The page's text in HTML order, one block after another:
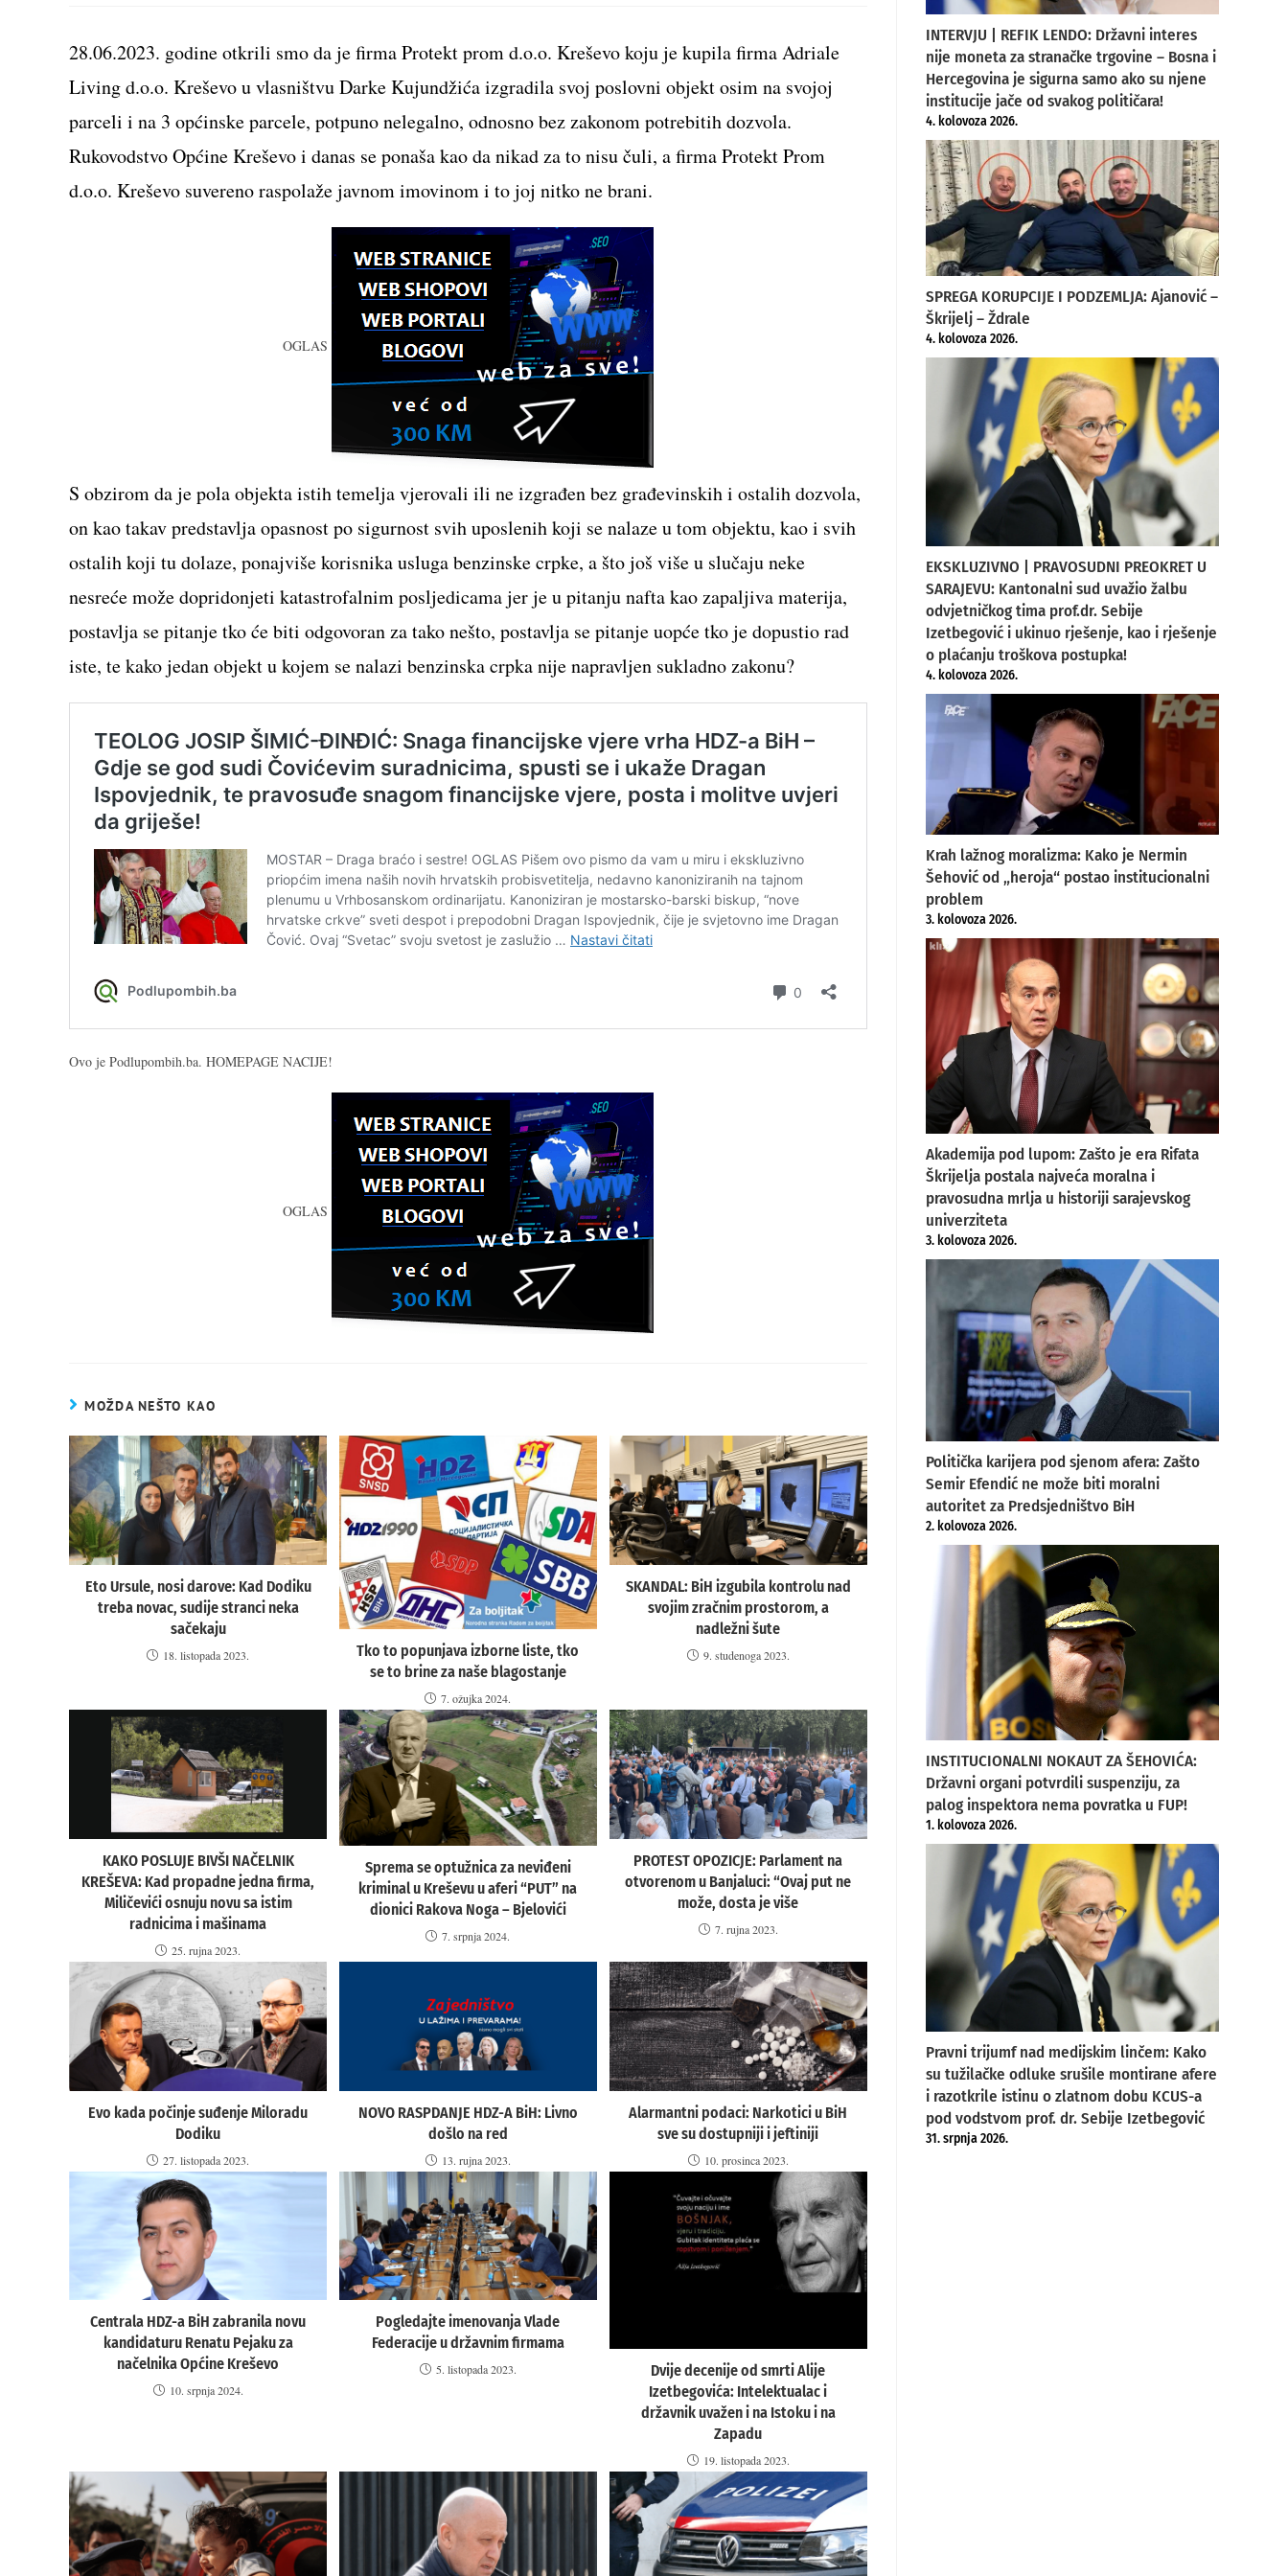
28.06.2023. godine otkrili smo da je firma Protekt prom d.o.o. Kreševo koju je kupila firma Adriale
Living d.o.o. Kreševo u vlasništvu Darke Kujundžića izgradila svoj poslovni objekt osim na svojoj
parceli i na 3 općinske parcele, potpuno nelegalno, odnosno bez zakonom potrebitih dozvola.
Rukovodstvo Općine Kreševo i danas se ponaša kao da nikad za to nisu čuli, a firma Protekt Prom
d.o.o. Kreševo suvereno raspolaže javnom imovinom i to joj nitko ne brani.
OGLAS
S obzirom da je pola objekta istih temelja vjerovali ili ne izgrađen bez građevinskih i ostalih dozvola,
on kao takav predstavlja opasnost po sigurnost svih uposlenih koji se nalaze u tom objektu, kao i svih
ostalih koji tu dolaze, ponajviše korisnika usluga benzinske crpke, a što još više u slučaju neke
nesreće može dopridonjeti katastrofalnim posljedicama jer je u pitanju nafta kao zapaljiva materija,
postavlja se pitanje tko će biti odgovoran za tako nešto, postavlja se pitanje uopće tko je dopustio rad
iste, te kako jedan objekt u kojem se nalazi benzinska crpka nije napravljen sukladno zakonu?
Ovo je Podlupombih.ba. HOMEPAGE NACIJE!
OGLAS
MOŽDA NEŠTO KAO
Eto Ursule, nosi darove: Kad Dodiku
treba novac, sudije stranci neka
sačekaju
18. listopada 2023.
Tko to popunjava izborne liste, tko
se to brine za naše blagostanje
7. ožujka 2024.
SKANDAL: BiH izgubila kontrolu nad
svojim zračnim prostorom, a
nadležni šute
9. studenoga 2023.
KAKO POSLUJE BIVŠI NAČELNIK
KREŠEVA: Kad propadne jedna firma,
Miličevići osnuju novu sa istim
radnicima i mašinama
25. rujna 2023.
Sprema se optužnica za neviđeni
kriminal u Kreševu u aferi “PUT” na
dionici Rakova Noga – Bjelovići
7. srpnja 2024.
PROTEST OPOZICJE: Parlament na
otvorenom u Banjaluci: “Ovaj put ne
može, dosta je više
7. rujna 2023.
Evo kada počinje suđenje Miloradu
Dodiku
27. listopada 2023.
NOVO RASPDANJE HDZ-A BiH: Livno
došlo na red
13. rujna 2023.
Alarmantni podaci: Narkotici u BiH
sve su dostupniji i jeftiniji
10. prosinca 2023.
Centrala HDZ-a BiH zabranila novu
kandidaturu Renatu Pejaku za
načelnika Općine Kreševo
10. srpnja 2024.
Pogledajte imenovanja Vlade
Federacije u državnim firmama
5. listopada 2023.
Dvije decenije od smrti Alije
Izetbegovića: Intelektualac i
državnik uvažen i na Istoku i na
Zapadu
19. listopada 2023.
INTERVJU | REFIK LENDO: Državni interes
nije moneta za stranačke trgovine – Bosna i
Hercegovina je sigurna samo ako su njene
institucije jače od svakog političara!
4. kolovoza 2026.
SPREGA KORUPCIJE I PODZEMLJA: Ajanović –
Škrijelj – Ždrale
4. kolovoza 2026.
EKSKLUZIVNO | PRAVOSUDNI PREOKRET U
SARAJEVU: Kantonalni sud uvažio žalbu
odvjetničkog tima prof.dr. Sebije
Izetbegović i ukinuo rješenje, kao i rješenje
o plaćanju troškova postupka!
4. kolovoza 2026.
Krah lažnog moralizma: Kako je Nermin
Šehović od „heroja“ postao institucionalni
problem
3. kolovoza 2026.
Akademija pod lupom: Zašto je era Rifata
Škrijelja postala najveća moralna i
pravosudna mrlja u historiji sarajevskog
univerziteta
3. kolovoza 2026.
Politička karijera pod sjenom afera: Zašto
Semir Efendić ne može biti moralni
autoritet za Predsjedništvo BiH
2. kolovoza 2026.
INSTITUCIONALNI NOKAUT ZA ŠEHOVIĆA:
Državni organi potvrdili suspenziju, za
palog inspektora nema povratka u FUP!
1. kolovoza 2026.
Pravni trijumf nad medijskim linčem: Kako
su tužilačke odluke srušile montirane afere
i razotkrile istinu o zlatnom dobu KCUS-a
pod vodstvom prof. dr. Sebije Izetbegović
31. srpnja 2026.